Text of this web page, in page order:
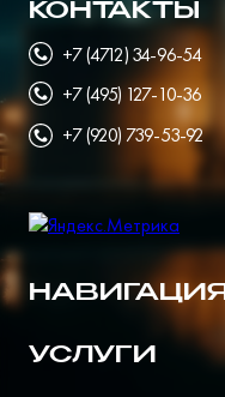
НАВИГАЦИЯ
УСЛУГИ
КОНТАКТЫ
+7 (4712) 34-96-54
+7 (495) 127-10-36
+7 (920) 739-53-92